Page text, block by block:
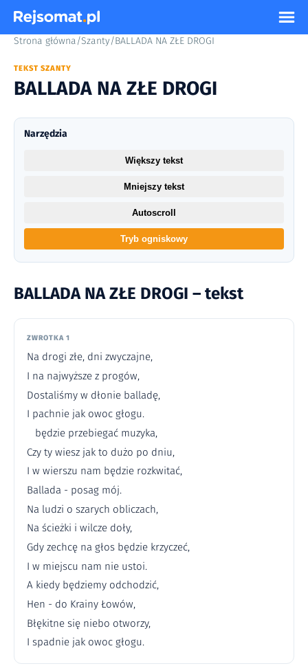
Strona główna/Szanty/BALLADA NA ZŁE DROGI
TEKST SZANTY
BALLADA NA ZŁE DROGI
BALLADA NA ZŁE DROGI – tekst
ZWROTKA 1
Na drogi złe, dni zwyczajne,
I na najwyższe z progów,
Dostaliśmy w dłonie balladę,
I pachnie jak owoc głogu.
będzie przebiegać muzyka,
Czy ty wiesz jak to dużo po dniu,
I w wierszu nam będzie rozkwitać,
Ballada - posag mój.
Na ludzi o szarych obliczach,
Na ścieżki i wilcze doły,
Gdy zechcę na głos będzie krzyczeć,
I w miejscu nam nie ustoi.
A kiedy będziemy odchodzić,
Hen - do Krainy Łowów,
Błękitne się niebo otworzy,
I spadnie jak owoc głogu.
Narzędzia
Większy tekst
Mniejszy tekst
Autoscroll
Tryb ogniskowy